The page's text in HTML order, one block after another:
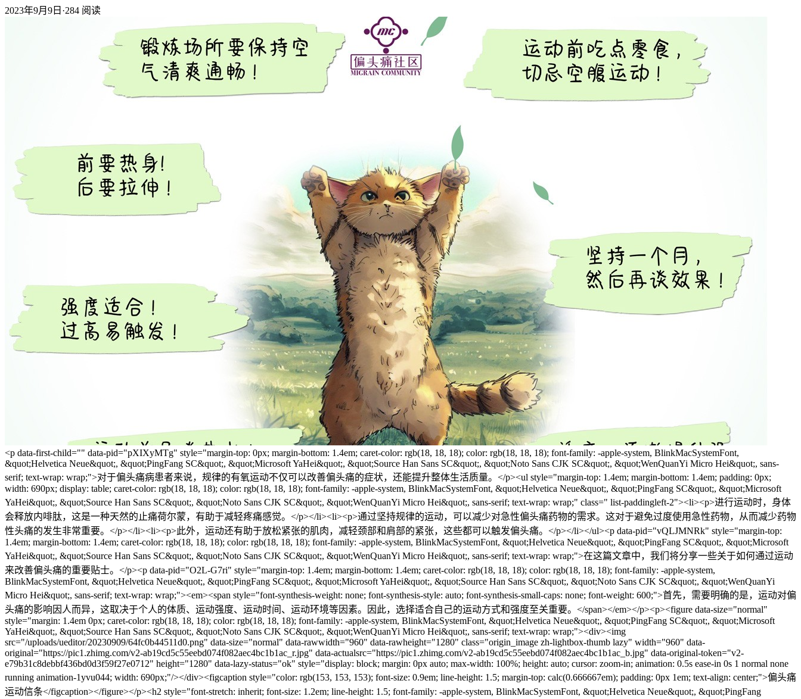
2023年9月9日 ·284 阅读
<p data-first-child="" data-pid="pXIXyMTg" style="margin-top: 0px; margin-bottom: 1.4em; caret-color: rgb(18, 18, 18); color: rgb(18, 18, 18); font-family: -apple-system, BlinkMacSystemFont, &quot;Helvetica Neue&quot;, &quot;PingFang SC&quot;, &quot;Microsoft YaHei&quot;, &quot;Source Han Sans SC&quot;, &quot;Noto Sans CJK SC&quot;, &quot;WenQuanYi Micro Hei&quot;, sans-serif; text-wrap: wrap;">对于偏头痛病患者来说，规律的有氧运动不仅可以改善偏头痛的症状，还能提升整体生活质量。</p><ul style="margin-top: 1.4em; margin-bottom: 1.4em; padding: 0px; width: 690px; display: table; caret-color: rgb(18, 18, 18); color: rgb(18, 18, 18); font-family: -apple-system, BlinkMacSystemFont, &quot;Helvetica Neue&quot;, &quot;PingFang SC&quot;, &quot;Microsoft YaHei&quot;, &quot;Source Han Sans SC&quot;, &quot;Noto Sans CJK SC&quot;, &quot;WenQuanYi Micro Hei&quot;, sans-serif; text-wrap: wrap;" class=" list-paddingleft-2"><li><p>进行运动时，身体会释放内啡肽，这是一种天然的止痛荷尔蒙，有助于减轻疼痛感觉。</p></li><li><p>通过坚持规律的运动，可以减少对急性偏头痛药物的需求。这对于避免过度使用急性药物，从而减少药物性头痛的发生非常重要。</p></li><li><p>此外，运动还有助于放松紧张的肌肉，减轻颈部和肩部的紧张，这些都可以触发偏头痛。</p></li></ul><p data-pid="vQLJMNRk" style="margin-top: 1.4em; margin-bottom: 1.4em; caret-color: rgb(18, 18, 18); color: rgb(18, 18, 18); font-family: -apple-system, BlinkMacSystemFont, &quot;Helvetica Neue&quot;, &quot;PingFang SC&quot;, &quot;Microsoft YaHei&quot;, &quot;Source Han Sans SC&quot;, &quot;Noto Sans CJK SC&quot;, &quot;WenQuanYi Micro Hei&quot;, sans-serif; text-wrap: wrap;">在这篇文章中，我们将分享一些关于如何通过运动来改善偏头痛的重要贴士。</p><p data-pid="O2L-G7ri" style="margin-top: 1.4em; margin-bottom: 1.4em; caret-color: rgb(18, 18, 18); color: rgb(18, 18, 18); font-family: -apple-system, BlinkMacSystemFont, &quot;Helvetica Neue&quot;, &quot;PingFang SC&quot;, &quot;Microsoft YaHei&quot;, &quot;Source Han Sans SC&quot;, &quot;Noto Sans CJK SC&quot;, &quot;WenQuanYi Micro Hei&quot;, sans-serif; text-wrap: wrap;"><em><span style="font-synthesis-weight: none; font-synthesis-style: auto; font-synthesis-small-caps: none; font-weight: 600;">首先，需要明确的是，运动对偏头痛的影响因人而异，这取决于个人的体质、运动强度、运动时间、运动环境等因素。因此，选择适合自己的运动方式和强度至关重要。</span></em></p><p><figure data-size="normal" style="margin: 1.4em 0px; caret-color: rgb(18, 18, 18); color: rgb(18, 18, 18); font-family: -apple-system, BlinkMacSystemFont, &quot;Helvetica Neue&quot;, &quot;PingFang SC&quot;, &quot;Microsoft YaHei&quot;, &quot;Source Han Sans SC&quot;, &quot;Noto Sans CJK SC&quot;, &quot;WenQuanYi Micro Hei&quot;, sans-serif; text-wrap: wrap;"><div><img src="/uploads/ueditor/20230909/64fc0b44511d0.png" data-size="normal" data-rawwidth="960" data-rawheight="1280" class="origin_image zh-lightbox-thumb lazy" width="960" data-original="https://pic1.zhimg.com/v2-ab19cd5c55eebd074f082aec4bc1b1ac_r.jpg" data-actualsrc="https://pic1.zhimg.com/v2-ab19cd5c55eebd074f082aec4bc1b1ac_b.jpg" data-original-token="v2-e79b31c8debbf436bd0d3f59f27e0712" height="1280" data-lazy-status="ok" style="display: block; margin: 0px auto; max-width: 100%; height: auto; cursor: zoom-in; animation: 0.5s ease-in 0s 1 normal none running animation-1yvu044; width: 690px;"/></div><figcaption style="color: rgb(153, 153, 153); font-size: 0.9em; line-height: 1.5; margin-top: calc(0.666667em); padding: 0px 1em; text-align: center;">偏头痛运动信条</figcaption></figure></p><h2 style="font-stretch: inherit; font-size: 1.2em; line-height: 1.5; font-family: -apple-system, BlinkMacSystemFont, &quot;Helvetica Neue&quot;, &quot;PingFang SC&quot;, &quot;Microsoft YaHei&quot;, &quot;Source Han Sans SC&quot;, &quot;Noto Sans CJK SC&quot;, &quot;WenQuanYi Micro Hei&quot;, sans-serif; font-kerning: inherit; font-variant-alternates: inherit; font-variant-ligatures: inherit; font-variant-numeric: inherit; font-variant-east-asian: inherit; font-feature-settings: inherit; font-optical-sizing: inherit; font-variation-settings: inherit; margin: calc(2.33333em) 0px calc(1.16667em); clear: left; font-synthesis: style; caret-color: rgb(18, 18, 18); color: rgb(18, 18, 18); text-wrap: wrap;">一、 选择适合的运动方式</h2><h3 style="font-stretch: inherit; font-size: 1.1em; line-height: 1.5; font-family: -apple-system, BlinkMacSystemFont, &quot;Helvetica Neue&quot;, &quot;PingFang SC&quot;, &quot;Microsoft YaHei&quot;, &quot;Source Han Sans SC&quot;, &quot;Noto Sans CJK SC&quot;, &quot;WenQuanYi Micro Hei&quot;, sans-serif; font-kerning: inherit; font-variant-alternates: inherit; font-variant-ligatures: inherit; font-variant-numeric: inherit; font-variant-east-asian: inherit; font-feature-settings: inherit; font-optical-sizing: inherit; font-variation-settings: inherit; margin: calc(1.90909em) 0px calc(1.27273em); clear: left; font-synthesis: style; caret-color: rgb(18, 18, 18); color: rgb(18, 18, 18); text-wrap: wrap;">1、轻度至中度的有氧运动对改善偏头痛症状非常有效。</h3><p data-pid="_qM_egCv" style="margin-top: 1.4em; margin-bottom: 1.4em; caret-color: rgb(18, 18, 18); color: rgb(18, 18, 18); font-family: -apple-system, BlinkMacSystemFont, &quot;Helvetica Neue&quot;, &quot;PingFang SC&quot;, &quot;Microsoft YaHei&quot;, &quot;Source Han Sans SC&quot;, &quot;Noto Sans CJK SC&quot;, &quot;WenQuanYi Micro Hei&quot;, sans-serif; text-wrap: wrap;">界定轻度至中度的有氧运动通常涉及考虑运动的强度、频率和持续时间。这个界定可以根据个体的体能水平和健康状况有所不同，但以下是一些一般性的指导原则：</p><ul style="margin-top: 1.4em; margin-bottom: 1.4em; padding: 0px; width: 690px; display: table; caret-color: rgb(18, 18, 18); color: rgb(18, 18, 18); font-family: -apple-system, BlinkMacSystemFont, &quot;Helvetica Neue&quot;, &quot;PingFang SC&quot;, &quot;Microsoft YaHei&quot;, &quot;Source Han Sans SC&quot;, &quot;Noto Sans CJK SC&quot;, &quot;WenQuanYi Micro Hei&quot;, sans-serif; text-wrap: wrap;" class=" list-paddingleft-2"><li><p><span style="font-synthesis-weight: none; font-synthesis-style: auto; font-synthesis-small-caps: none; font-weight: 600;">轻度有氧运动：</span><span class="Apple-converted-space">&nbsp;</span>这类运动强度较低，通常不会导致明显的心率和呼吸频率增加。在这个级别上，您应该能够轻松地进行交谈，而不感到喘不过气来。例子包括慢速散步、瑜伽、太极和低强度的游泳。</p></li><li><p><span style="font-synthesis-weight: none; font-synthesis-style: auto; font-synthesis-small-caps: none; font-weight: 600;">中度有氧运动：</span><span class="Apple-converted-space">&nbsp;</span>中度强度的运动会导致心率和呼吸频率明显上升，但您仍然可以交谈。这类运动可能让您感到出汗，但不会感到精疲力尽。例子包括快走、慢跑、游泳、跳舞和骑自行车。</p></li></ul><h3 style="font-stretch: inherit; font-size: 1.1em; line-height: 1.5; font-family: -apple-system, BlinkMacSystemFont, &quot;Helvetica Neue&quot;, &quot;PingFang SC&quot;, &quot;Microsoft YaHei&quot;, &quot;Source Han Sans SC&quot;, &quot;Noto Sans CJK SC&quot;, &quot;WenQuanYi Micro Hei&quot;, sans-serif; font-kerning: inherit; font-variant-alternates: inherit; font-variant-ligatures: inherit; font-variant-numeric: inherit; font-variant-east-asian: inherit; font-feature-settings: inherit; font-optical-sizing: inherit; font-variation-settings: inherit; margin: calc(1.90909em) 0px calc(1.27273em); clear: left; font-synthesis: style; caret-color: rgb(18, 18, 18); color: rgb(18, 18, 18); text-wrap: wrap;">2、适合的运动方式推荐：</h3><p data-pid="5rZaaNCh" style="margin-top: 1.4em; margin-bottom: 1.4em; caret-color: rgb(18, 18, 18); color: rgb(18, 18, 18); font-family: -apple-system, BlinkMacSystemFont, &quot;Helvetica Neue&quot;, &quot;PingFang SC&quot;, &quot;Microsoft YaHei&quot;, &quot;Source Han Sans SC&quot;, &quot;Noto Sans CJK SC&quot;, &quot;WenQuanYi Micro Hei&quot;, sans-serif; text-wrap: wrap;"><span style="font-synthesis-weight: none; font-synthesis-style: auto; font-synthesis-small-caps: none; font-weight: 600;">瑜伽：女性偏头痛疼友的第一选择，不仅可以解决偏头痛的问题，还可以收获形体和其他益处。</span></p><p data-pid="Kbkvn62S" style="margin-top: 1.4em; margin-bottom: 1.4em; caret-color: rgb(18, 18, 18); color: rgb(18, 18, 18); font-family: -apple-system, BlinkMacSystemFont, &quot;Helvetica Neue&quot;, &quot;PingFang SC&quot;, &quot;Microsoft YaHei&quot;, &quot;Source Han Sans SC&quot;, &quot;Noto Sans CJK SC&quot;, &quot;WenQuanYi Micro Hei&quot;, sans-serif; text-wrap: wrap;">但并不是所有的瑜伽动作都适合新手偏头痛锻炼者，而要渐进性练习，慢慢增加更多的动作，之前发过三个视频，介绍了许多瑜伽动作，可以参考一下。如果你有瑜伽教练，与她好好沟通一下你的情况，让她给你订制合适的动作和流程。</p><p data-pid="8cwz39Su" style="margin-top: 1.4em; margin-bottom: 1.4em; caret-color: rgb(18, 18, 18); color: rgb(18, 18, 18); font-family: -apple-system, BlinkMacSystemFont, &quot;Helvetica Neue&quot;, &quot;PingFang SC&quot;, &quot;Microsoft YaHei&quot;, &quot;Source Han Sans SC&quot;, &quot;Noto Sans CJK SC&quot;, &quot;WenQuanYi Micro Hei&quot;, sans-serif; text-wrap: wrap;"><span style="font-synthesis-weight: none; font-synthesis-style: auto; font-synthesis-small-caps: none; font-weight: 600;">快走和慢跑：</span><span class="Apple-converted-space">&nbsp;</span>快走和慢跑是很好的心血管健康活动，有助于改善血液循环，是偏头痛疼友们采纳最多的方式，长期坚持可以有效的减少偏头痛发作的频率。</p><p data-pid="azpcsokK" style="margin-top: 1.4em; margin-bottom: 1.4em; caret-color: rgb(18, 18, 18); color: rgb(18, 18, 18); font-family: -apple-system, BlinkMacSystemFont, &quot;Helvetica Neue&quot;, &quot;PingFang SC&quot;, &quot;Microsoft YaHei&quot;, &quot;Source Han Sans SC&quot;, &quot;Noto Sans CJK SC&quot;, &quot;WenQuanYi Micro Hei&quot;, sans-serif; text-wrap: wrap;"><span style="font-synthesis-weight: none; font-synthesis-style: auto; font-synthesis-small-caps: none; font-weight: 600;">游泳和骑自行车：</span><span class="Apple-converted-space">&nbsp;</span>需要特殊的条件和场所，如果你有条件，可以选择。而且这些低冲击性运动对于关节和肌肉都很友好，适合那些可能因为高冲击运动而感到不适的人。</p><p data-pid="tET6BmWr" style="margin-top: 1.4em; margin-bottom: 1.4em; caret-color: rgb(18, 18, 18); color: rgb(18, 18, 18); font-family: -apple-system, BlinkMacSystemFont, &quot;Helvetica Neue&quot;, &quot;PingFang SC&quot;, &quot;Microsoft YaHei&quot;, &quot;Source Han Sans SC&quot;, &quot;Noto Sans CJK SC&quot;, &quot;WenQuanYi Micro Hei&quot;, sans-serif; text-wrap: wrap;"><span style="font-synthesis-weight: none; font-synthesis-style: auto; font-synthesis-small-caps: none; font-weight: 600;">跳舞和跳绳：</span><span class="Apple-converted-space">&nbsp;</span>舞蹈和跳绳对身体素质有一定的要求，一般过了初级阶段的疼友们可以考虑，这两项都是非常有趣且高效的有氧运动，同时还可以提高心肺健康。</p><h2 style="font-stretch: inherit; font-size: 1.2em; line-height: 1.5; font-family: -apple-system, BlinkMacSystemFont, &quot;Helvetica Neue&quot;, &quot;PingFang SC&quot;,